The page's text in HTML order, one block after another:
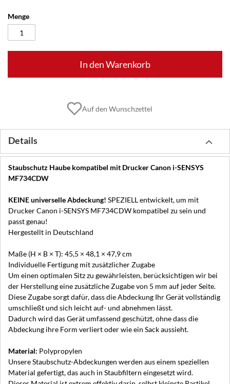
Menge
In den Warenkorb
Auf den Wunschzettel
Details
Staubschutz Haube kompatibel mit Drucker Canon i-SENSYS
MF734CDW
KEINE universelle Abdeckung! SPEZIELL entwickelt, um mit
Drucker Canon i-SENSYS MF734CDW kompatibel zu sein und
passt genau!
Hergestellt in Deutschland
Maße (H × B × T): 45,5 × 48,1 × 47,9 cm
Individuelle Fertigung mit zusätzlicher Zugabe
Um einen optimalen Sitz zu gewährleisten, berücksichtigen wir bei
der Herstellung eine zusätzliche Zugabe von 5 mm auf jeder Seite.
Diese Zugabe sorgt dafür, dass die Abdeckung Ihr Gerät vollständig
umschließt und sich leicht auf- und abnehmen lässt.
Dadurch wird das Gerät umfassend geschützt, ohne dass die
Abdeckung ihre Form verliert oder wie ein Sack aussieht.
Material: Polypropylen
Unsere Staubschutz-Abdeckungen werden aus einem speziellen
Material gefertigt, das auch in Staubfiltern eingesetzt wird.